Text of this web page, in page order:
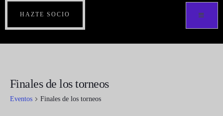
HAZTE SOCIO
Finales de los torneos
Eventos Finales de los torneos